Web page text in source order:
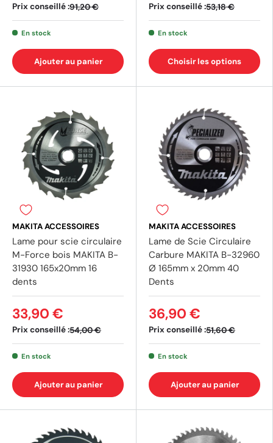
(1 avis)
Prix conseillé :91,20 €
En stock
Ajouter au panier
Prix conseillé :53,18 €
En stock
Choisir les options
MAKITA ACCESSOIRES
Lame pour scie circulaire
M-Force bois MAKITA B-
31930 165x20mm 16
dents
Prix conseillé :54,00 €
33,90 €
En stock
Ajouter au panier
MAKITA ACCESSOIRES
Lame de Scie Circulaire
Carbure MAKITA B-32960
Ø 165mm x 20mm 40
Dents
Prix conseillé :51,60 €
36,90 €
En stock
Ajouter au panier